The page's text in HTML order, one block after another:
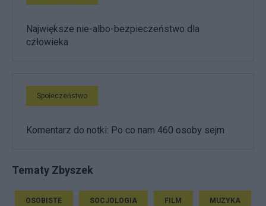
Największe nie-albo-bezpieczeństwo dla
człowieka
Społeczeństwo
Komentarz do notki: Po co nam 460 osoby sejm
Tematy Zbyszek
OSOBISTE SOCJOLOGIA FILM MUZYKA